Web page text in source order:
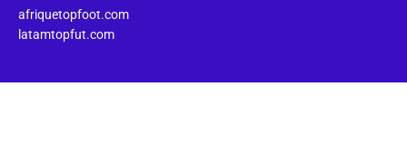
afriquetopfoot.com
latamtopfut.com